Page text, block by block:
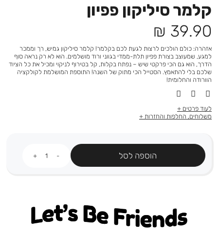
קלמר סיליקון פפיון
מחיר
מוצר
39.90 ₪
אזהרה: כולם הולכים לרצות לגעת לכם בקלמר! קלמר סיליקון גמיש, רך וממכר
למגע, שמעוצב בצורת פפיון תלת-ממדי בגווני ורוד מושלמים. הוא לא רק נראה סוף
הדרך, הוא גם הכי פרקטי שיש – נפתח בקלות, קל בטירוף לניקוי ומכיל את כל הציוד
שלכם בלי להתאמץ. הסטייל הכי מתוק של השנה! התוספת המושלמת לקולקציה
הוורודה והחלומית!
לעוד פרטים
משלוחים, החלפות והחזרות
הוספה לסל
Let's be friends